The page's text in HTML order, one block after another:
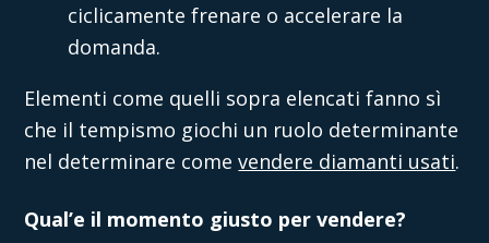
ciclicamente frenare o accelerare la
domanda.
Elementi come quelli sopra elencati fanno sì
che il tempismo giochi un ruolo determinante
nel determinare comevendere diamanti usati.
Qual’e il momento giusto per vendere?